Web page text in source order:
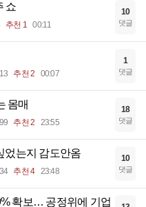
쇼
추천 1 00:11
10
댓글
추천 2 00:07
1
댓글
몸매
추천 2 23:55
18
댓글
었는지 감도안옴
추천 4 23:48
10
댓글
확보… 공정위에 기업